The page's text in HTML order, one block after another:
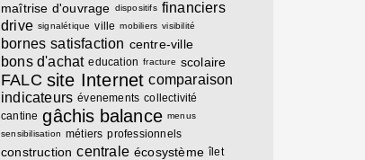
maîtrise d'ouvrage dispositifs financiers
drive signalétique ville mobiliers visibilité
bornes satisfaction centre-ville
bons d'achat education fracture scolaire
FALC site Internet comparaison
indicateurs évenements collectivité
cantine gâchis balance menus
sensibilisation métiers professionnels
construction centrale écosystème îlet